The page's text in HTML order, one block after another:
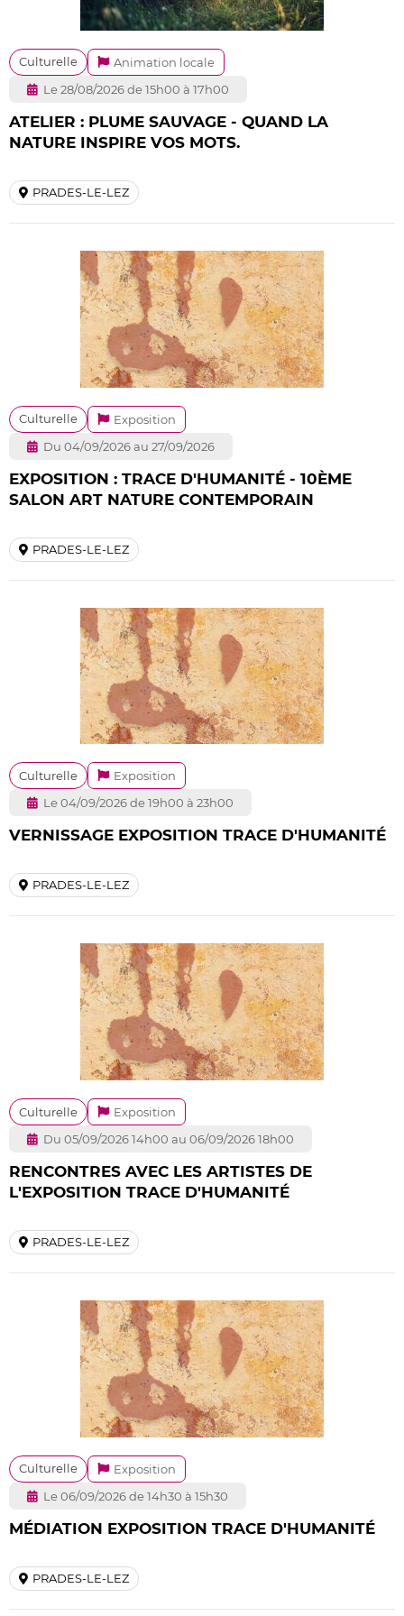
Culturelle
Animation locale
Le 28/08/2026 de 15h00 à 17h00
ATELIER : PLUME SAUVAGE - QUAND LA
NATURE INSPIRE VOS MOTS.
PRADES-LE-LEZ
Culturelle
Exposition
Du 04/09/2026 au 27/09/2026
EXPOSITION : TRACE D'HUMANITÉ - 10ÈME
SALON ART NATURE CONTEMPORAIN
PRADES-LE-LEZ
Culturelle
Exposition
Le 04/09/2026 de 19h00 à 23h00
VERNISSAGE EXPOSITION TRACE D'HUMANITÉ
PRADES-LE-LEZ
Culturelle
Exposition
Du 05/09/2026 14h00 au 06/09/2026 18h00
RENCONTRES AVEC LES ARTISTES DE
L'EXPOSITION TRACE D'HUMANITÉ
PRADES-LE-LEZ
Culturelle
Exposition
Le 06/09/2026 de 14h30 à 15h30
MÉDIATION EXPOSITION TRACE D'HUMANITÉ
PRADES-LE-LEZ